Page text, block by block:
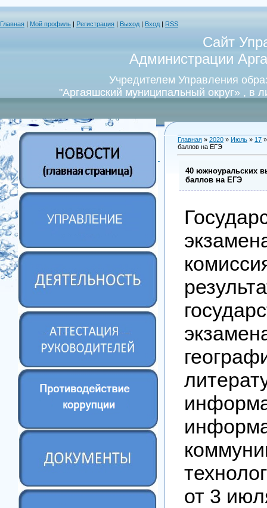
Главная Мой профиль Регистрация Выход Вход RSS
Сайт
Администрации
Учредителем Управления
"Аргаяшский муниципальный округ» , в
Главная » 2020 » Июль » 17
баллов на ЕГЭ
40 южноуральских
баллов на ЕГЭ
от 3